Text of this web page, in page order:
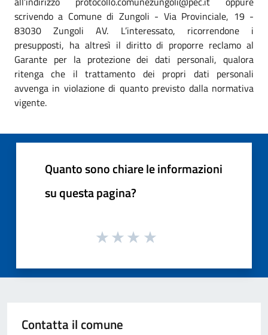
scrivendo a Comune di Zungoli - Via Provinciale, 19 -
83030 Zungoli AV. L’interessato, ricorrendone i
presupposti, ha altresì il diritto di proporre reclamo al
Garante per la protezione dei dati personali, qualora
ritenga che il trattamento dei propri dati personali
avvenga in violazione di quanto previsto dalla normativa
vigente.
Quanto sono chiare le informazioni
su questa pagina?
Contatta il comune